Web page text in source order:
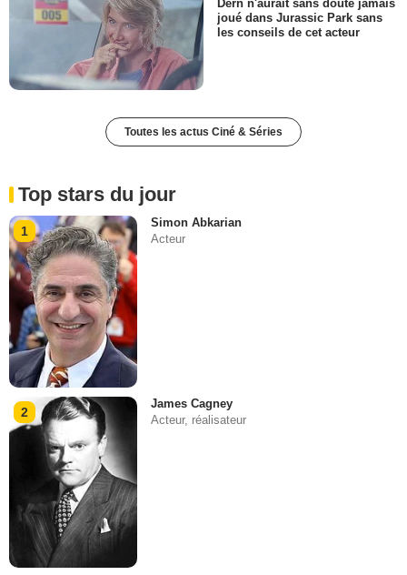
Dern n'aurait sans doute jamais
joué dans Jurassic Park sans
les conseils de cet acteur
Toutes les actus Ciné & Séries
Top stars du jour
1
Simon Abkarian
Acteur
2
James Cagney
Acteur, réalisateur